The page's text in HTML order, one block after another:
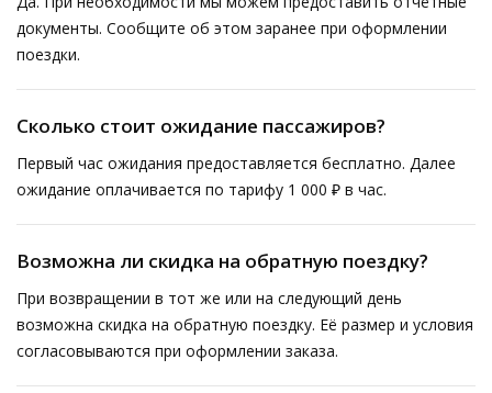
документы. Сообщите об этом заранее при оформлении
поездки.
Сколько стоит ожидание пассажиров?
Первый час ожидания предоставляется бесплатно. Далее
ожидание оплачивается по тарифу 1 000 ₽ в час.
Возможна ли скидка на обратную поездку?
При возвращении в тот же или на следующий день
возможна скидка на обратную поездку. Её размер и условия
согласовываются при оформлении заказа.